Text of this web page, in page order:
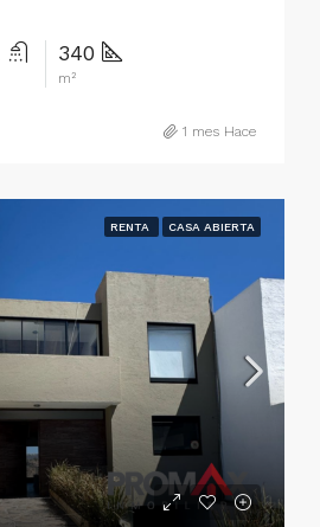
340
m²
1 mes Hace
RENTA CASA ABIERTA